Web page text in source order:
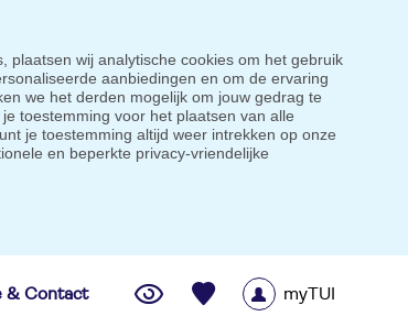
wij analytische cookies om het gebruik
aanbiedingen en om de ervaring
we het derden mogelijk om jouw gedrag te
toestemming voor het plaatsen van alle
je toestemming altijd weer intrekken op onze
en beperkte privacy-vriendelijke
& Contact myTUI